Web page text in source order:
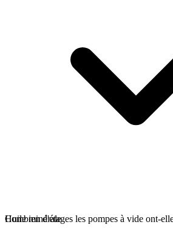
Huile minérale
Combien d'étages les pompes à vide ont-